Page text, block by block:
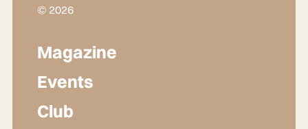
© 2026
Magazine
Events
Club